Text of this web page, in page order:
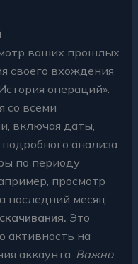
ваших прошлых
своего вхождения
операций».
со всеми
включая даты,
анализа
по периоду
просмотр
последний месяц.
Это
активность на
аккаунта. Важно